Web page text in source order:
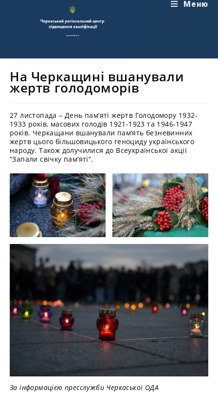
Меню
На Черкащині вшанували
жертв голодоморів
27 листопада – День пам’яті жертв Голодомору 1932-
1933 років, масових голодів 1921-1923 та 1946-1947
років. Черкащани вшанували пам’ять безневинних
жертв цього більшовицького геноциду українського
народу. Також долучилися до Всеукраїнської акції
“Запали свічку пам’яті”.
За інформацією пресслужби Черкаської ОДА